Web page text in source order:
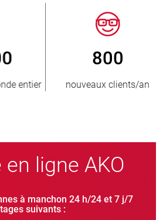
an
> 3 500 000
unités vendues
ligne AKO
à manchon 24 h/24 et 7 j/7
suivants :